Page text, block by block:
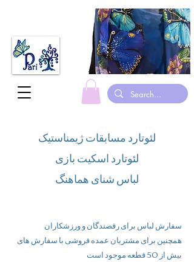
لئوتارد مسابقات ژیمناستیک
لئوتارد اسکیت بازی
لباس شنای هماهنگ
سفارش لباس برای رقصندگان و ورزشکاران
همچنین برای مشتریان عمده فروشی با سفارش های
بیش از 50 قطعه موجود است